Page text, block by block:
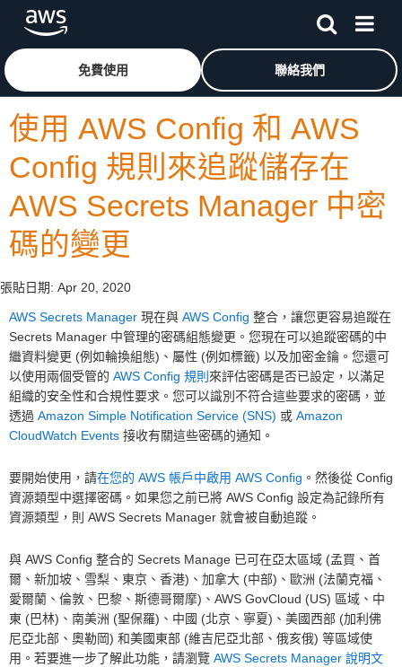
跳至主要內容按一下這裡可返回 Amazon Web Services 首頁
免費使用 聯絡我們
使用 AWS Config 和 AWS
Config 規則來追蹤儲存在
AWS Secrets Manager 中密
碼的變更
張貼日期: Apr 20, 2020
AWS Secrets Manager 現在與 AWS Config 整合，讓您更容易追蹤在
Secrets Manager 中管理的密碼組態變更。您現在可以追蹤密碼的中
繼資料變更 (例如輪換組態)、屬性 (例如標籤) 以及加密金鑰。您還可
以使用兩個受管的 AWS Config 規則 來評估密碼是否已設定，以滿足
組織的安全性和合規性要求。您可以識別不符合這些要求的密碼，並
透過 Amazon Simple Notification Service (SNS) 或 Amazon
CloudWatch Events 接收有關這些密碼的通知。
要開始使用，請在您的 AWS 帳戶中啟用 AWS Config 。然後從 Config
資源類型中選擇密碼。如果您之前已將 AWS Config 設定為記錄所有
資源類型，則 AWS Secrets Manager 就會被自動追蹤。
與 AWS Config 整合的 Secrets Manage 已可在亞太區域 (孟買、首
爾、新加坡、雪梨、東京、香港)、加拿大 (中部)、歐洲 (法蘭克福、
愛爾蘭、倫敦、巴黎、斯德哥爾摩)、AWS GovCloud (US) 區域、中
東 (巴林)、南美洲 (聖保羅)、中國 (北京、寧夏)、美國西部 (加利佛
尼亞北部、奧勒岡) 和美國東部 (維吉尼亞北部、俄亥俄) 等區域使
用。若要進一步了解此功能，請瀏覽 AWS Secrets Manager 說明文